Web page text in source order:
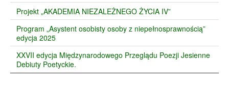
Projekt „AKADEMIA NIEZALEŻNEGO ŻYCIA IV”
Program „Asystent osobisty osoby z niepełnosprawnością”
edycja 2025
XXVII edycja Międzynarodowego Przeglądu Poezji Jesienne
Debiuty Poetyckie.